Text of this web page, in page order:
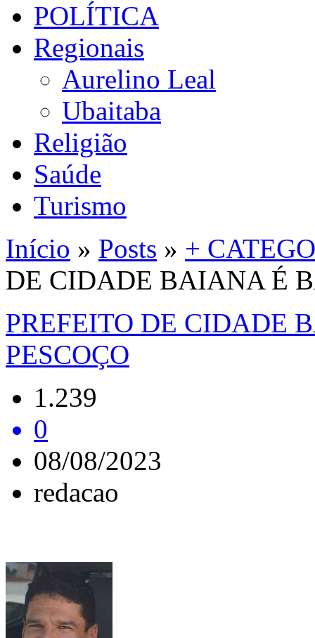
POLÍTICA
Regionais
Aurelino Leal
Ubaitaba
Religião
Saúde
Turismo
Início » Posts » +
DE CIDADE BAIANA É
PREFEITO DE CIDADE
PESCOÇO
1.239
0
08/08/2023
redacao